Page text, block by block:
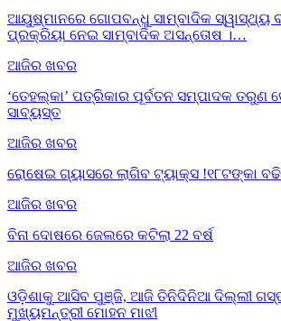
ଆୟୁଷ୍ମାନରେ ଗୋପବନ୍ଧୁ ସାମ୍ବାଦିକ ସ୍ୱାସ୍ଥ୍ୟ
ପ୍ରକ୍ରିୟା ନେଇ ସାମ୍ବାଦିକ ଅସନ୍ତୋଷ ।…
ଆଜିର ଖବର
‘ତେହଲ୍‌କା’ ପତ୍ରିକାର ପୂର୍ବତନ ସମ୍ପାଦକ ତରୁଣ
ସାବ୍ୟସ୍ତ
ଆଜିର ଖବର
ରୋଷେଇ ଗ୍ୟାସରେ ଲାଗିବ ଟ୍ୟାକ୍ସ !୧୮ଟଙ୍କା
ଆଜିର ଖବର
ବିନା ଦୋଷରେ ଜେଲରେ କଟିଲା 22 ବର୍ଷ
ଆଜିର ଖବର
ଓଡ଼ିଶାକୁ ଆସିବ ପୁଞ୍ଜି, ଆଜି ତିନିଦିନିଆ ଦିଲ୍ଲୀ
ମୁଖ୍ୟମନ୍ତ୍ରୀ ମୋହନ ମାଝୀ